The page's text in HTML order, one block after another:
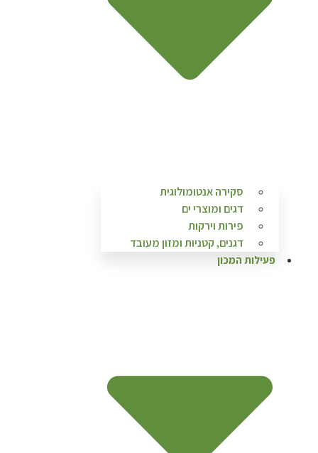
סקירה אנטומולוגית
דגים ומוצרי ים
פירות וירקות
דגנים, קטניות ומזון מעובד
פעילות המכון